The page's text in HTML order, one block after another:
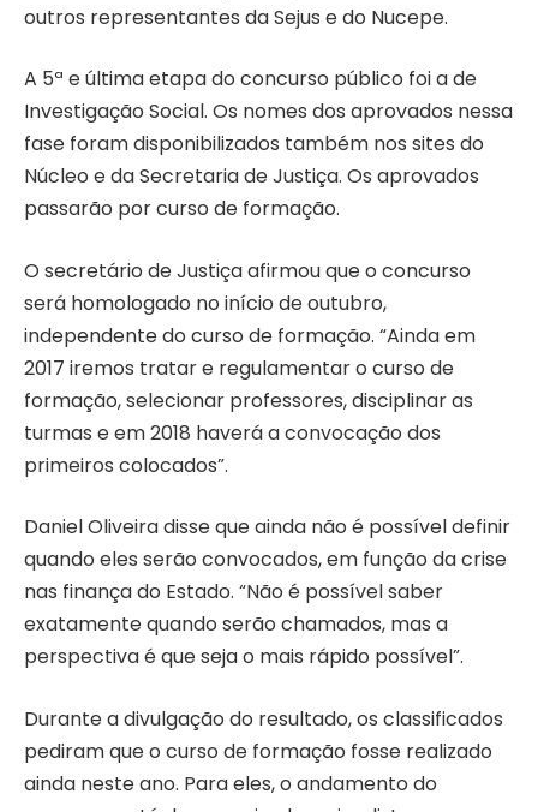
outros representantes da Sejus e do Nucepe.
A 5ª e última etapa do concurso público foi a de
Investigação Social. Os nomes dos aprovados nessa
fase foram disponibilizados também nos sites do
Núcleo e da Secretaria de Justiça. Os aprovados
passarão por curso de formação.
O secretário de Justiça afirmou que o concurso
será homologado no início de outubro,
independente do curso de formação. “Ainda em
2017 iremos tratar e regulamentar o curso de
formação, selecionar professores, disciplinar as
turmas e em 2018 haverá a convocação dos
primeiros colocados”.
Daniel Oliveira disse que ainda não é possível definir
quando eles serão convocados, em função da crise
nas finança do Estado. “Não é possível saber
exatamente quando serão chamados, mas a
perspectiva é que seja o mais rápido possível”.
Durante a divulgação do resultado, os classificados
pediram que o curso de formação fosse realizado
ainda neste ano. Para eles, o andamento do